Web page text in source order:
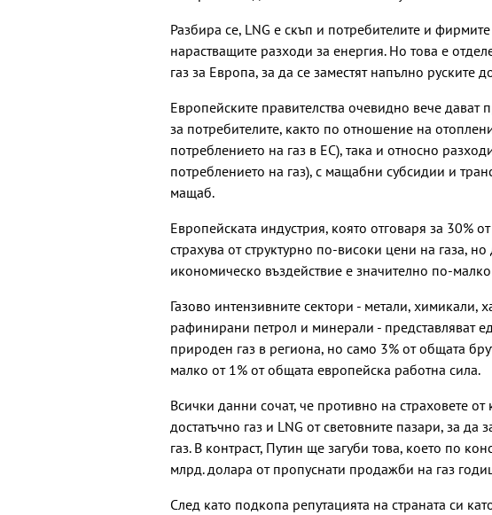
Разбира се, LNG е скъп и потребителите и
нарастващите разходи за енергия. Но това е
газ за Европа, за да се заместят напълно руските
Европейските правителства очевидно вече дават
за потребителите, както по отношение на
потреблението на газ в ЕС), така и относно
потреблението на газ), с мащабни субсидии и
мащаб.
Европейската индустрия, която отговаря за 30%
страхува от структурно по-високи цени на газа,
икономическо въздействие е значително по-
Газово интензивните сектори - метали, химикали,
рафинирани петрол и минерали - представляват
природен газ в региона, но само 3% от общата
малко от 1% от общата европейска работна сила.
Всички данни сочат, че противно на страховете
достатъчно газ и LNG от световните пазари, за да
газ. В контраст, Путин ще загуби това, което по
млрд. долара от пропуснати продажби на газ
След като подкопа репутацията на страната си